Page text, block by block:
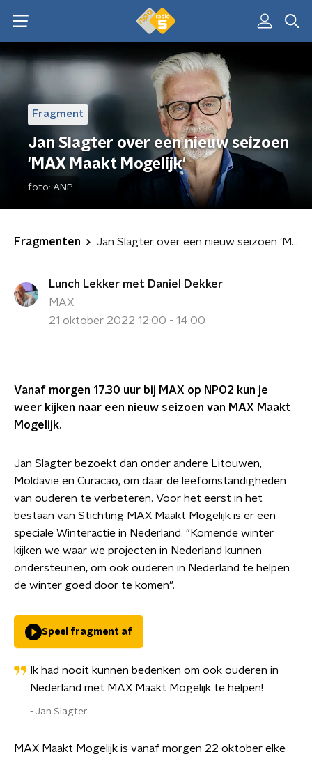
Fragment
Jan Slagter over een nieuw seizoen
'MAX Maakt Mogelijk'
foto: ANP
Fragmenten Jan Slagter over een nieuw seizoen 'MAX Maakt Mogelijk'
Lunch Lekker met Daniel Dekker
MAX
21 oktober 2022 12:00 - 14:00
Vanaf morgen 17.30 uur bij MAX op NPO2 kun je
weer kijken naar een nieuw seizoen van MAX Maakt
Mogelijk.
Jan Slagter bezoekt dan onder andere Litouwen,
Moldavië en Curacao, om daar de leefomstandigheden
van ouderen te verbeteren. Voor het eerst in het
bestaan van Stichting MAX Maakt Mogelijk is er een
speciale Winteractie in Nederland. "Komende winter
kijken we waar we projecten in Nederland kunnen
ondersteunen, om ook ouderen in Nederland te helpen
de winter goed door te komen".
Speel fragment af
Ik had nooit kunnen bedenken om ook ouderen in
Nederland met MAX Maakt Mogelijk te helpen!
Jan Slagter
MAX Maakt Mogelijk is vanaf morgen 22 oktober elke